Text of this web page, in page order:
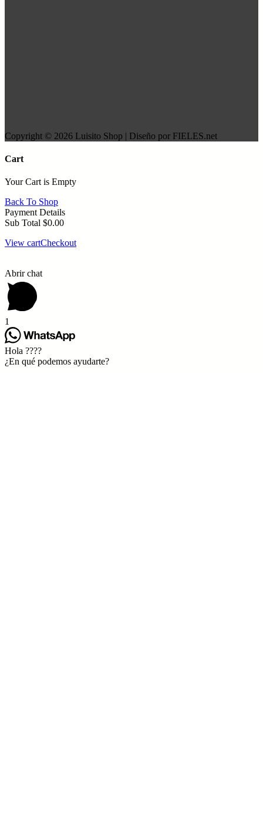
Copyright © 2026 Luisito Shop | Diseño por FIELES.net
Cart
Your Cart is Empty
Back To Shop
Payment Details
Sub Total $0.00
View cartCheckout
Abrir chat
1
Hola ????
¿En qué podemos ayudarte?